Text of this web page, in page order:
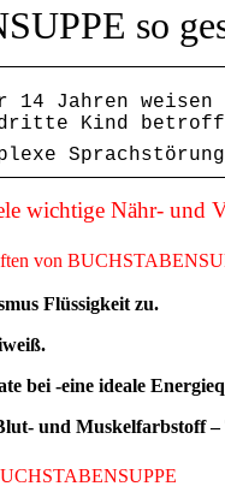
so
14 Jahren
Kind
wichtige Nähr- und
von
Flüssigkeit zu.
bei -eine ideale
und Muskelfarbstoff